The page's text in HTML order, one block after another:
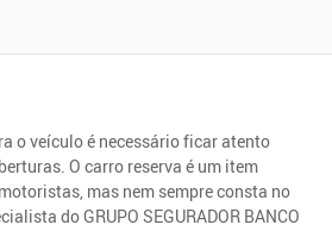
o veículo é necessário ficar atento
O carro reserva é um item
mas nem sempre consta no
do GRUPO SEGURADOR BANCO